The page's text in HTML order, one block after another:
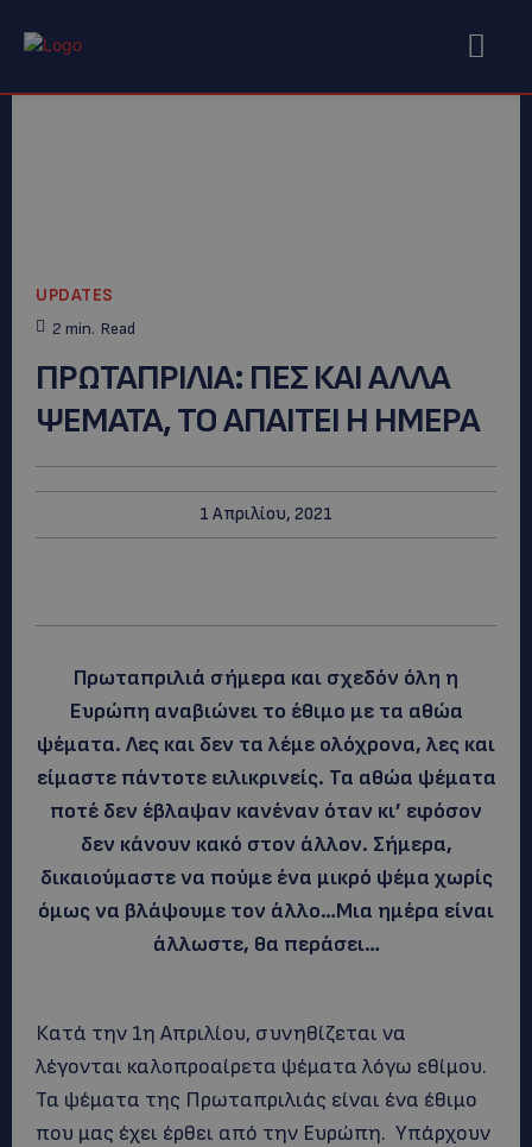
UPDATES
2 min. Read
ΠΡΩΤΑΠΡΙΛΙΑ: ΠΕΣ ΚΑΙ ΑΛΛΑ
ΨΕΜΑΤΑ, ΤΟ ΑΠΑΙΤΕΙ Η ΗΜΕΡΑ
1 Απριλίου, 2021
Πρωταπριλιά σήμερα και σχεδόν όλη η
Ευρώπη αναβιώνει το έθιμο με τα αθώα
ψέματα. Λες και δεν τα λέμε ολόχρονα, λες και
είμαστε πάντοτε ειλικρινείς. Τα αθώα ψέματα
ποτέ δεν έβλαψαν κανέναν όταν κι’ εφόσον
δεν κάνουν κακό στον άλλον. Σήμερα,
δικαιούμαστε να πούμε ένα μικρό ψέμα χωρίς
όμως να βλάψουμε τον άλλο…Μια ημέρα είναι
άλλωστε, θα περάσει…
Κατά την 1η Απριλίου, συνηθίζεται να
λέγονται καλοπροαίρετα ψέματα λόγω εθίμου.
Τα ψέματα της Πρωταπριλιάς είναι ένα έθιμο
που μας έχει έρθει από την Ευρώπη. Υπάρχουν